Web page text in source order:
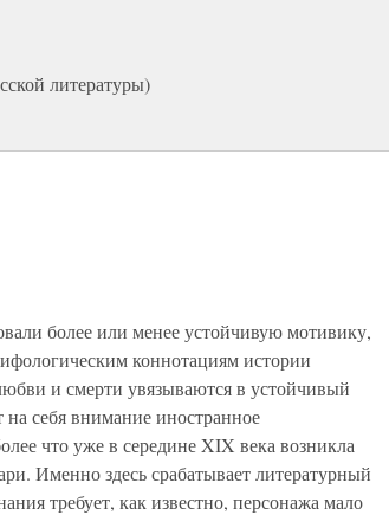
литературы)
более или менее устойчивую мотивику,
коннотациям истории
и смерти увязываются в устойчивый
себя внимание иностранное
что уже в середине XIX века возникла
Именно здесь срабатывает литературный
требует, как известно, персонажа мало